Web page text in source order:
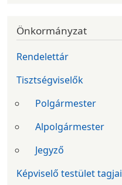
Önkormányzat
Rendelettár
Tisztségviselők
Polgármester
Alpolgármester
Jegyző
Képviselő testület tagjai